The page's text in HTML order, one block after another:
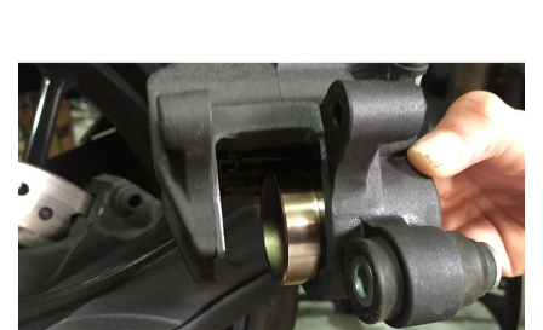
PASTILLAS
DE
FRENO
SERVICIOS